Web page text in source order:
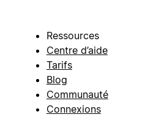
Ressources
Centre d’aide
Tarifs
Blog
Communauté
Connexions